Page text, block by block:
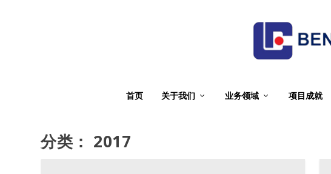
首页 关于我们 业务领域 项目成就
分类： 2017